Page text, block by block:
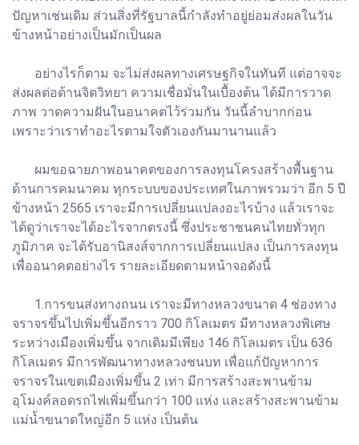
ปัญหาเช่นเดิม ส่วนสิ่งที่รัฐบาลนี้กำลังทำอยู่ย่อมส่งผลในวัน
ข้างหน้าอย่างเป็นมักเป็นผล
อย่างไรก็ตาม จะไม่ส่งผลทางเศรษฐกิจในทันที แต่อาจจะ
ส่งผลต่อด้านจิตวิทยา ความเชื่อมั่นในเบื้องต้น ได้มีการวาด
ภาพ วาดความฝันในอนาคตไว้ร่วมกัน วันนี้ลำบากก่อน
เพราะว่าเราทำอะไรตามใจตัวเองกันมานานแล้ว
ผมขอฉายภาพอนาคตของการลงทุนโครงสร้างพื้นฐาน
ด้านการคมนาคม ทุกระบบของประเทศในภาพรวมว่า อีก 5 ปี
ข้างหน้า 2565 เราจะมีการเปลี่ยนแปลงอะไรบ้าง แล้วเราจะ
ได้ดูว่าเราจะได้อะไรจากตรงนี้ ซึ่งประชาชนคนไทยทั่วทุก
ภูมิภาค จะได้รับอานิสงส์จากการเปลี่ยนแปลง เป็นการลงทุน
เพื่ออนาคตอย่างไร รายละเอียดตามหน้าจอดังนี้
1.การขนส่งทางถนน เราจะมีทางหลวงขนาด 4 ช่องทาง
จราจรขึ้นไปเพิ่มขึ้นอีกราว 700 กิโลเมตร มีทางหลวงพิเศษ
ระหว่างเมืองเพิ่มขึ้น จากเดิมมีเพียง 146 กิโลเมตร เป็น 636
กิโลเมตร มีการพัฒนาทางหลวงชนบท เพื่อแก้ปัญหาการ
จราจรในเขตเมืองเพิ่มขึ้น 2 เท่า มีการสร้างสะพานข้าม
อุโมงค์ลอดรถไฟเพิ่มขึ้นกว่า 100 แห่ง และสร้างสะพานข้าม
แม่น้ำขนาดใหญ่อีก 5 แห่ง เป็นต้น